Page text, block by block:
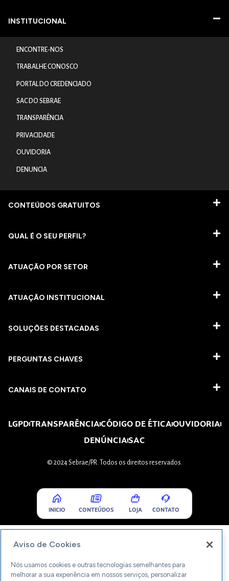
INSTITUCIONAL
ENCONTRE-NOS
TRABALHE CONOSCO
PORTAL DO CREDENCIADO
SAC DO SEBRAE
TRANSPARÊNCIA
PRIVACIDADE
OUVIDORIA
DENUNCIA
CONTEÚDOS GRATUITOS
QUAL É O SEU PERFIL?
ATUAÇÃO POR SETOR
ATUAÇÃO INSTITUCIONAL
SOLUÇÕES DESTACADAS
PERGUNTAS CHAVES​
CANAIS DE CONTATO
LGPDTRANSPARÊNCIACÓDIGO DE ÉTICAOUVIDORIA
DENÚNCIASAC
© 2024 Sebrae/PR. Todos os direitos reservados.
INICIO CONTEÚDOS LOJA CONTATO
Aviso de Cookies
Nós usamos cookies e outras tecnologias semelhantes para
melhorar a sua experiência em nossos serviços, personalizar